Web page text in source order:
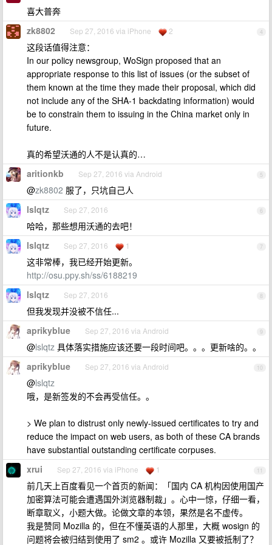
喜大普奔
4
zk8802 Sep 27, 2016 via iPhone 2
这段话值得注意：
In our policy newsgroup, WoSign proposed that an
appropriate response to this list of issues (or the subset of
them known at the time they made their proposal, which did
not include any of the SHA-1 backdating information) would
be to constrain them to issuing in the China market only in
future.
真的希望沃通的人不是认真的…
5
aritionkb Sep 27, 2016 via Android
@zk8802 服了，只坑自己人
6
lslqtz Sep 27, 2016
哈哈，那些想用沃通的去吧！
7
lslqtz Sep 27, 2016 1
这非常棒，我已经开始更新。
http://osu.ppy.sh/ss/6188219
8
lslqtz Sep 27, 2016
但我发现并没被不信任...
9
aprikyblue Sep 27, 2016 via Android
@lslqtz 具体落实措施应该还要一段时间吧。。。更新啥的。。
10
aprikyblue Sep 27, 2016 via Android
@lslqtz
哦，是新签发的不会再受信任。。
> We plan to distrust only newly-issued certificates to try and
reduce the impact on web users, as both of these CA brands
have substantial outstanding certificate corpuses.
11
xrui Sep 27, 2016 via iPhone 1
前几天上百度看见一个首页的新闻：「国内 CA 机构因使用国产
加密算法可能会遭遇国外浏览器制裁」。心中一惊，仔细一看，
断章取义，小题大做。论做文章的本领，果然是名不虚传。
我是赞同 Mozilla 的，但在不懂英语的人那里，大概 wosign 的
问题将会被归结到使用了 sm2 。或许 Mozilla 又要被抵制了？